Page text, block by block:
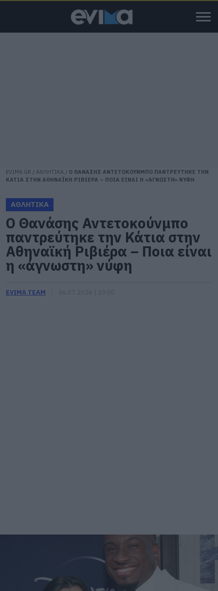
EVIMA.GR / ΑΘΛΗΤΙΚΑ / Ο ΘΑΝΑΣΗΣ ΑΝΤΕΤΟΚΟΥΝΜΠΟ ΠΑΝΤΡΕΥΤΗΚΕ ΤΗΝ
ΚΑΤΙΑ ΣΤΗΝ ΑΘΗΝΑΪΚΗ ΡΙΒΙΕΡΑ – ΠΟΙΑ ΕΙΝΑΙ Η «ΑΓΝΩΣΤΗ» ΝΥΦΗ
ΑΘΛΗΤΙΚΑ
Ο Θανάσης Αντετοκούνμπο
παντρεύτηκε την Κάτια στην
Αθηναϊκή Ριβιέρα – Ποια είναι
η «άγνωστη» νύφη
EVIMA TEAM